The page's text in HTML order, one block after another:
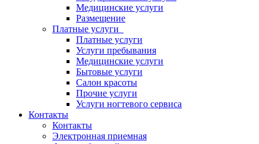
Медицинские услуги
Размещение
Платные услуги
Платные услуги
Услуги пребывания
Медицинские услуги
Бытовые услуги
Салон красоты
Прочие услуги
Услуги ногтевого сервиса
Контакты
Контакты
Электронная приемная